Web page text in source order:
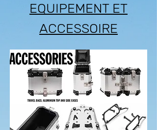
EQUIPEMENT ET
ACCESSOIRE